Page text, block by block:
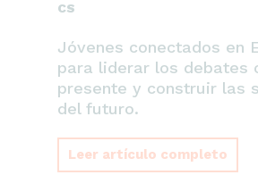
CS
Jóvenes conectados en
para liderar los debates
presente y construir las
del futuro.
Leer artículo completo